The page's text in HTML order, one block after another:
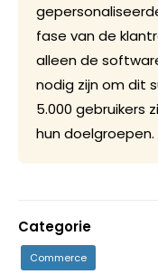
fase van de
alleen de
nodig zijn om dit
5.000 gebruikers
hun doelgroepen.
Categorie
Commerce